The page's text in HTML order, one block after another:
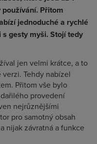
Přitom
jednoduché a rychlé
gesty myši. Stojí tedy
jen velmi krátce, a to
Tehdy nabízel
Přitom vše bylo
provedení
nejrůznějšími
pro samotný obsah
nijak závratná a funkce